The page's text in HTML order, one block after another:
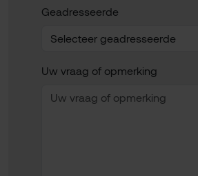
Geadresseerde
Uw vraag of opmerking